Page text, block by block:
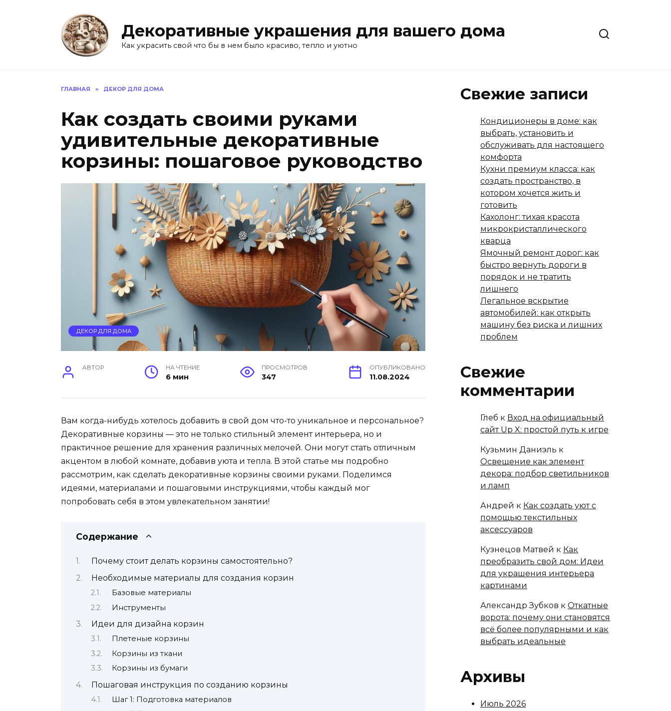
Декоративные украшения для вашего дома
Как украсить свой что бы в нем было красиво, тепло и уютно
ГЛАВНАЯ » ДЕКОР ДЛЯ ДОМА
Как создать своими руками
удивительные декоративные
корзины: пошаговое руководство
ДЕКОР ДЛЯ ДОМА
АВТОР НА ЧТЕНИЕ
6 мин
ПРОСМОТРОВ
347
ОПУБЛИКОВАНО
11.08.2024
Вам когда-нибудь хотелось добавить в свой дом что-то уникальное и персональное?
Декоративные корзины — это не только стильный элемент интерьера, но и
практичное решение для хранения различных мелочей. Они могут стать отличным
акцентом в любой комнате, добавив уюта и тепла. В этой статье мы подробно
рассмотрим, как сделать декоративные корзины своими руками. Поделимся
идеями, материалами и пошаговыми инструкциями, чтобы каждый мог
попробовать себя в этом увлекательном занятии!
Содержание
Почему стоит делать корзины самостоятельно?
Необходимые материалы для создания корзин
Базовые материалы
Инструменты
Идеи для дизайна корзин
Плетеные корзины
Корзины из ткани
Корзины из бумаги
Пошаговая инструкция по созданию корзины
Шаг 1: Подготовка материалов
Свежие записи
Кондиционеры в доме: как
выбрать, установить и
обслуживать для настоящего
комфорта
Кухни премиум класса: как
создать пространство, в
котором хочется жить и
готовить
Кахолонг: тихая красота
микрокристаллического
кварца
Ямочный ремонт дорог: как
быстро вернуть дороги в
порядок и не тратить
лишнего
Легальное вскрытие
автомобилей: как открыть
машину без риска и лишних
проблем
Свежие
комментарии
Глеб к Вход на официальный
сайт Up X: простой путь к игре
Кузьмин Даниэль к
Освещение как элемент
декора: подбор светильников
и ламп
Андрей к Как создать уют с
помощью текстильных
аксессуаров
Кузнецов Матвей к Как
преобразить свой дом: Идеи
для украшения интерьера
картинами
Александр Зубков к Откатные
ворота: почему они становятся
всё более популярными и как
выбрать идеальные
Архивы
Июль 2026